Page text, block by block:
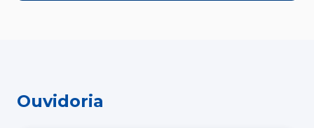
Ouvidoria